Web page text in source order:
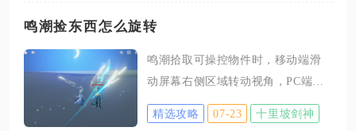
成这三点搭配合理练度，即可轻松
奖励，不存在硬性角色门槛，平民
阵容也能完成全满星挑战。新深渊
整体分为左塔残响之塔、右塔回音
鸣潮捡东西怎么旋转
鸣潮拾取可操控物件时，移动端滑
动屏幕右侧区域转动视角，PC端拖
动鼠标、手柄推动右摇杆即可自由
旋转视角；解谜控物状态下还有单
精选攻略 07-23 十里坡剑神